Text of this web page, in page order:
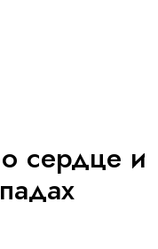
сердце и